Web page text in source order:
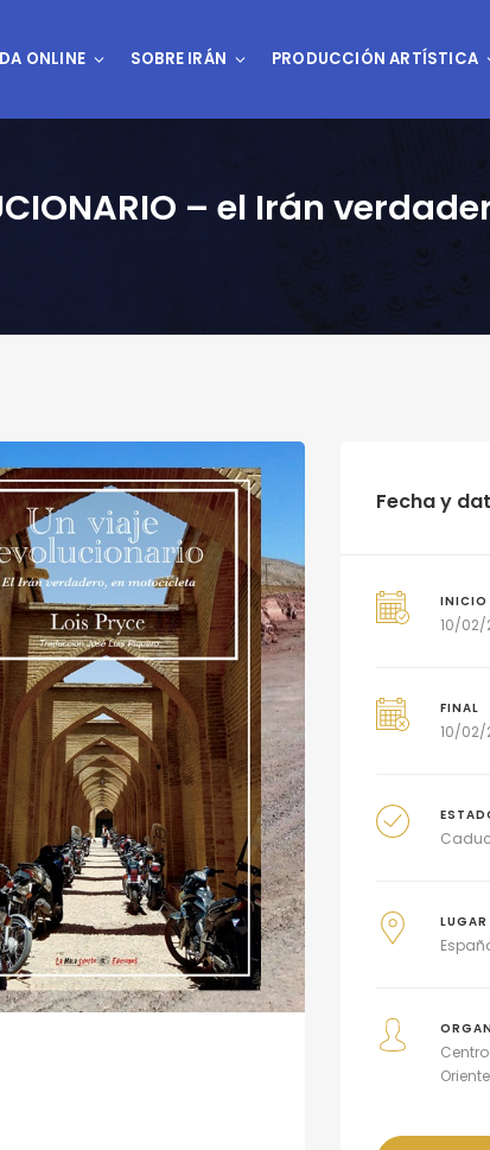
ONLINE SOBRE IRÁN PRODUCCIÓN ARTÍSTICA
– el Irán
Fecha y
INICIO
10/02/
FINAL
10/02/
LUGAR